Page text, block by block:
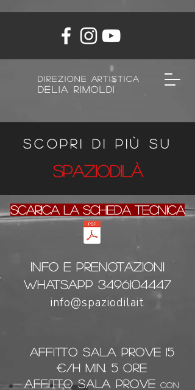
direzione artistica
Delia Rimoldi
Scopri di più su
spazioDiLà
scarica la scheda tecnica
INFO e prenotazioni
whatsapp 3496104447
info@spaziodilait
AFFITTO SALA PROVE 15
€/h min. 5 ore
AFFITTO SALA PROVECON